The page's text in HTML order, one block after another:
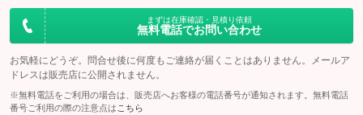
まずは在庫確認・見積り依頼
無料電話でお問い合わせ
お気軽にどうぞ。問合せ後に何度もご連絡が届くことはありません。メールア
ドレスは販売店に公開されません。
※無料電話をご利用の場合は、販売店へお客様の電話番号が通知されます。無料電話
番号ご利用の際の注意点は こちら